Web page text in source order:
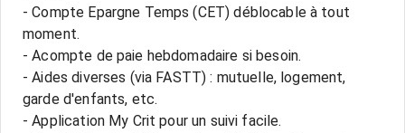
- Compte Epargne Temps (CET) déblocable à tout
moment.
- Acompte de paie hebdomadaire si besoin.
- Aides diverses (via FASTT) : mutuelle, logement,
garde d'enfants, etc.
- Application My Crit pour un suivi facile.